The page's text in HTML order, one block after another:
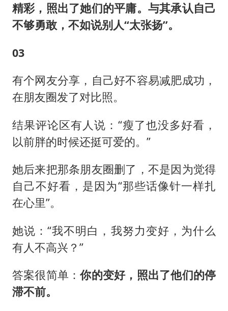
精彩，照出了她们的平庸。与其承认自己
不够勇敢，不如说别人“太张扬”。
03
有个网友分享，自己好不容易减肥成功，
在朋友圈发了对比照。
结果评论区有人说：“瘦了也没多好看，
以前胖的时候还挺可爱的。”
她后来把那条朋友圈删了，不是因为觉得
自己不好看，是因为“那些话像针一样扎
在心里”。
她说：“我不明白，我努力变好，为什么
有人不高兴？”
答案很简单：你的变好，照出了他们的停
滞不前。